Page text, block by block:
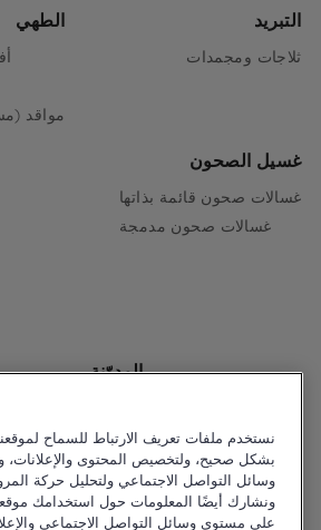
التبريد
ثلاجات ومجمدات
الطهي
مواقد
غسيل الصحون
غسالات صحون قائمة بذاتها
غسالات صحون مدمجة
المدوّنة
© 2026 Ariston
Privacy Policy
نستخدم ملفات تعريف الارتباط للسماح
بشكل صحيح، ولتخصيص المحتوى والإعلانات،
وسائل التواصل الاجتماعي ولتحليل حركة
ونشارك أيضًا المعلومات حول استخدامك
على مستوى وسائل التواصل الاجتماعي